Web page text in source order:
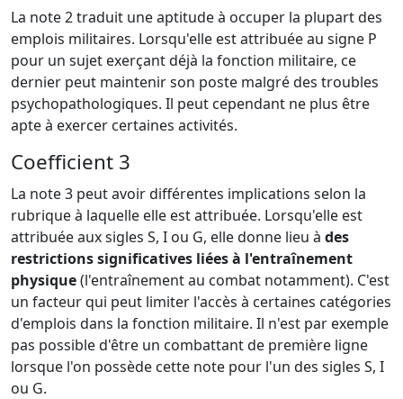
La note 2 traduit une aptitude à occuper la plupart des
emplois militaires. Lorsqu'elle est attribuée au signe P
pour un sujet exerçant déjà la fonction militaire, ce
dernier peut maintenir son poste malgré des troubles
psychopathologiques. Il peut cependant ne plus être
apte à exercer certaines activités.
Coefficient 3
La note 3 peut avoir différentes implications selon la
rubrique à laquelle elle est attribuée. Lorsqu'elle est
attribuée aux sigles S, I ou G, elle donne lieu à des
restrictions significatives liées à l'entraînement
physique(l'entraînement au combat notamment). C'est
un facteur qui peut limiter l'accès à certaines catégories
d'emplois dans la fonction militaire. Il n'est par exemple
pas possible d'être un combattant de première ligne
lorsque l'on possède cette note pour l'un des sigles S, I
ou G.